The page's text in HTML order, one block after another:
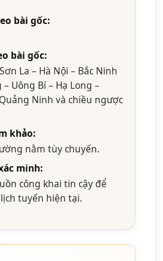
bài gốc:
bài gốc:
La – Hà Nội – Bắc Ninh
Uông Bí – Hạ Long –
Ninh và chiều ngược
khảo:
nằm tùy chuyến.
minh:
công khai tin cậy để
tuyến hiện tại.